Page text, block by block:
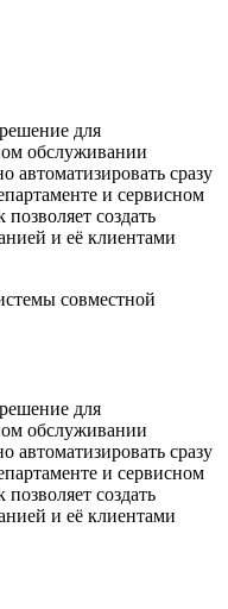
для
обслуживании
сразу
и сервисном
создать
и её клиентами
совместной
для
обслуживании
сразу
и сервисном
создать
и её клиентами